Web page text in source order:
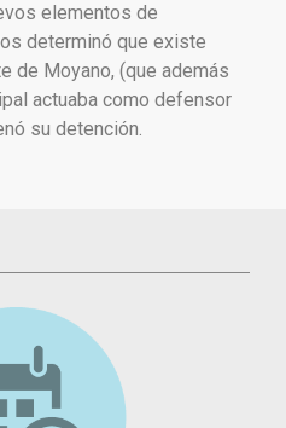
elementos de
determinó que existe
de Moyano, (que además
actuaba como defensor
su detención.